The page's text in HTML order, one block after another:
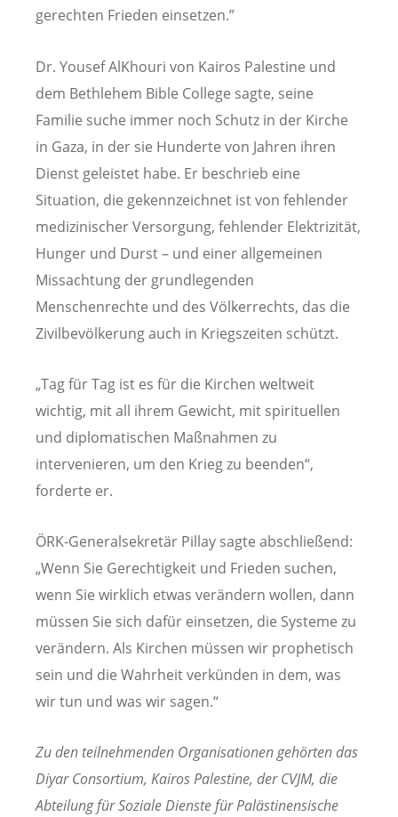
gerechten Frieden einsetzen.”
Dr. Yousef AlKhouri von Kairos Palestine und
dem Bethlehem Bible College sagte, seine
Familie suche immer noch Schutz in der Kirche
in Gaza, in der sie Hunderte von Jahren ihren
Dienst geleistet habe. Er beschrieb eine
Situation, die gekennzeichnet ist von fehlender
medizinischer Versorgung, fehlender Elektrizität,
Hunger und Durst – und einer allgemeinen
Missachtung der grundlegenden
Menschenrechte und des Völkerrechts, das die
Zivilbevölkerung auch in Kriegszeiten schützt.
„Tag für Tag ist es für die Kirchen weltweit
wichtig, mit all ihrem Gewicht, mit spirituellen
und diplomatischen Maßnahmen zu
intervenieren, um den Krieg zu beenden“,
forderte er.
ÖRK-Generalsekretär Pillay sagte abschließend:
„Wenn Sie Gerechtigkeit und Frieden suchen,
wenn Sie wirklich etwas verändern wollen, dann
müssen Sie sich dafür einsetzen, die Systeme zu
verändern. Als Kirchen müssen wir prophetisch
sein und die Wahrheit verkünden in dem, was
wir tun und was wir sagen.“
Zu den teilnehmenden Organisationen gehörten das
Diyar Consortium, Kairos Palestine, der CVJM, die
Abteilung für Soziale Dienste für Palästinensische